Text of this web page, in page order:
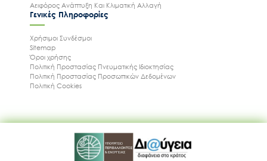
Ακολουθήστε μας
Αειφόρος Ανάπτυξη Και Κλιματική Αλλαγή
Γενικές Πληροφορίες
Χρήσιμοι Συνδέσμοι
Sitemap
Όροι χρήσης
Πολιτική Προστασίας Πνευματικής Ιδιοκτησίας
Πολιτική Προστασίας Προσωπικών Δεδομένων
Πολιτική Cookies